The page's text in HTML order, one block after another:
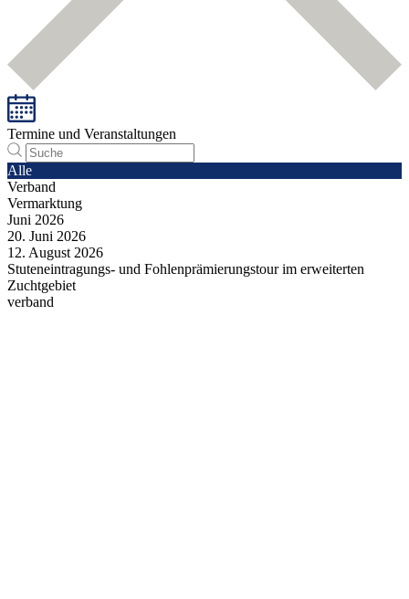
Termine und Veranstaltungen
Alle
Verband
Vermarktung
Juni 2026
20. Juni 2026
12. August 2026
Stuteneintragungs- und Fohlenprämierungstour im erweiterten
Zuchtgebiet
verband